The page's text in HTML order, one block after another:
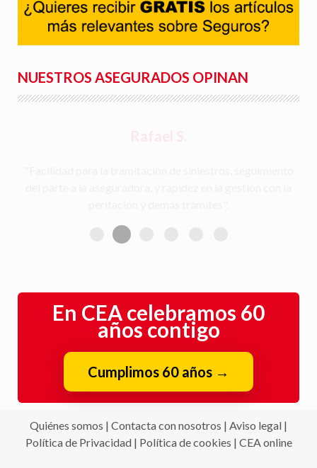
NUESTROS ASEGURADOS OPINAN
En CEA celebramos 60
años contigo
Cumplimos 60 años→
Quiénes somos|Contacta con nosotros|Aviso legal|
Política de Privacidad | Política de cookies | CEA online
CEAUTO, Correduría de Seguros, S.A. Nº de registro Dirección